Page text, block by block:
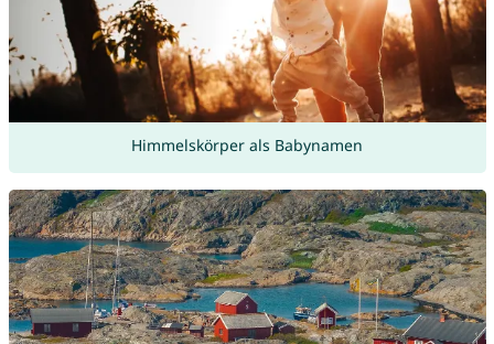
Himmelskörper als Babynamen